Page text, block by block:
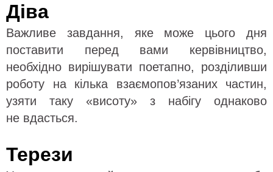
Діва
Важливе завдання, яке може цього дня
поставити перед вами кервівництво,
необхідно вирішувати поетапно, розділивши
роботу на кілька взаємопов’язаних частин,
узяти таку «висоту» з набігу однаково
не вдасться.
Терези